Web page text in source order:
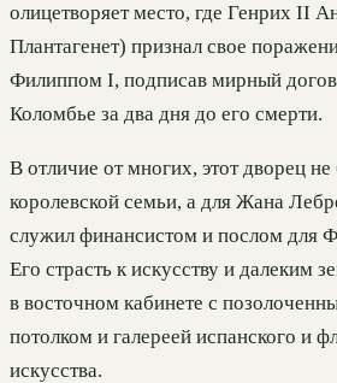
олицетворяет место, где Генрих II
Плантагенет) признал свое
Филиппом I, подписав мирный
Коломбье за два дня до его смерти.
В отличие от многих, этот дворец
королевской семьи, а для Жана
служил финансистом и послом для
Его страсть к искусству и далеким
в восточном кабинете с
потолком и галереей испанского и
искусства.